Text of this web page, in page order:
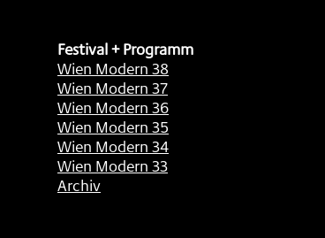
Festival + Programm
Wien Modern 38
Wien Modern 37
Wien Modern 36
Wien Modern 35
Wien Modern 34
Wien Modern 33
Archiv